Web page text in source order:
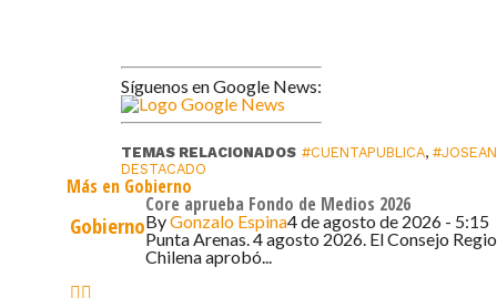
Síguenos en Google News:
TEMAS RELACIONADOS #CUENTAPUBLICA,
DESTACADO
Más en Gobierno
Gobierno
Core aprueba Fondo de Medios 2026
ByGonzalo Espina4 de agosto de 2026 - 5:15
Punta Arenas. 4 agosto 2026. El Consejo
Chilena aprobó...